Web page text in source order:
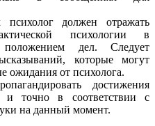
должен отражать
психологии в
дел. Следует
которые могут
ожидания от психолога.
достижения
и точно в соответствии с
на данный момент.